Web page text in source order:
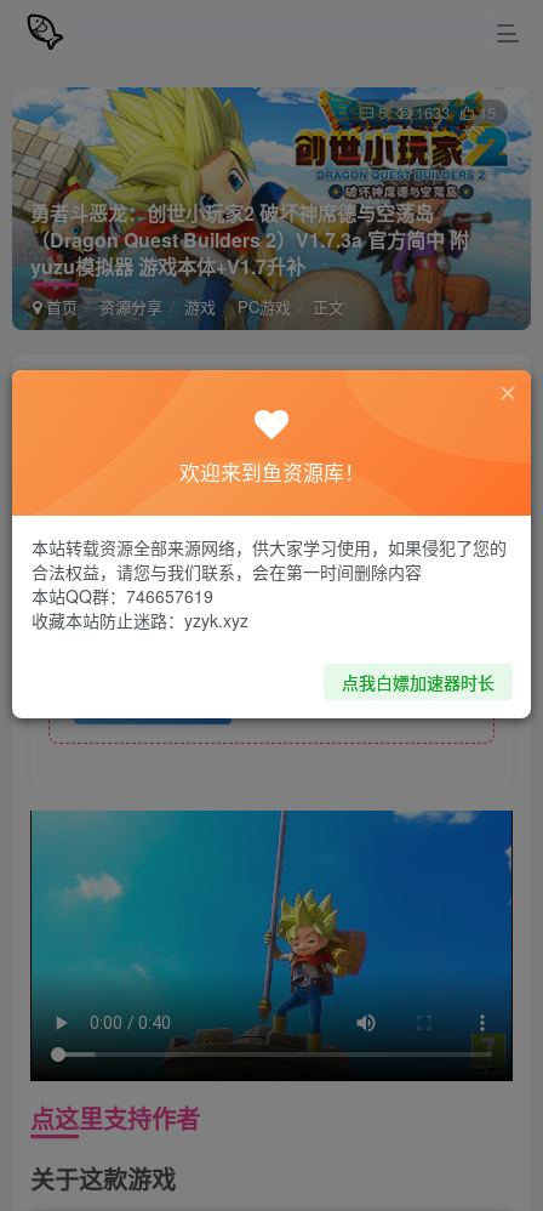
勇者斗恶龙：创世小玩家2 破坏神席德与空荡岛
（Dragon Quest Builders 2）V1.7.3a 官方简中 附
yuzu模拟器 游戏本体+V1.7升补
首页 资源分享 游戏 PC游戏 正文
5 1633 15
私信
（Dragon Quest Builders 2）V1.7.3a 官方简中 附yuzu
模拟器 游戏本体+V1.7升补
资源下载
点这里支持作者
关于这款游戏
欢迎来到鱼资源库！
本站转载资源全部来源网络，供大家学习使用，如果侵犯了您的
合法权益，请您与我们联系，会在第一时间删除内容
本站QQ群：746657619
收藏本站防止迷路：yzyk.xyz
点我白嫖加速器时长